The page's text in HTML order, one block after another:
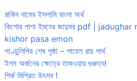
রাকিব নামের ইসলামি বাংলা অর্থ
কিশোর পাশা ইমনের জাদুঘর pdf |
kishor pasa emon
পাণ্ডুলিপির শেষ পৃষ্ঠা – পায়েল রায় পার্থ
ইলম অর্জনের ক্ষেত্রে তাকওয়ার গুরুত্ব!
শির্ক মিশ্রিত উৎসব !